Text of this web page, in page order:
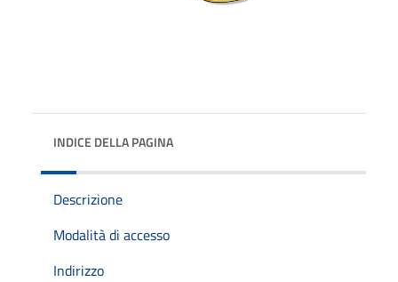
INDICE DELLA PAGINA
Descrizione
Modalità di accesso
Indirizzo